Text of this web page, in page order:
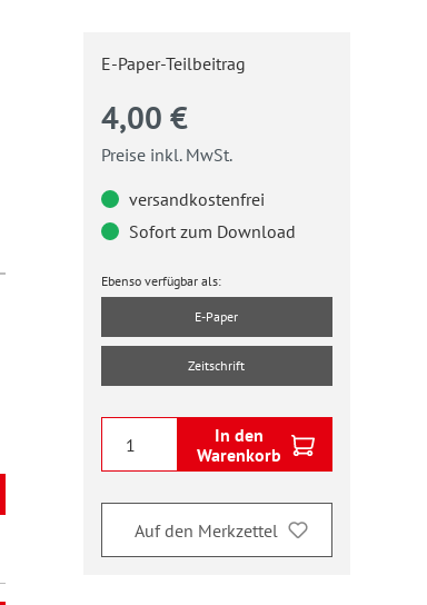
E-Paper-Teilbeitrag
4,00 €
Preise inkl. MwSt.
versandkostenfrei
Sofort zum Download
Ebenso verfügbar als:
E-Paper
Zeitschrift
In den
Warenkorb
Auf den Merkzettel